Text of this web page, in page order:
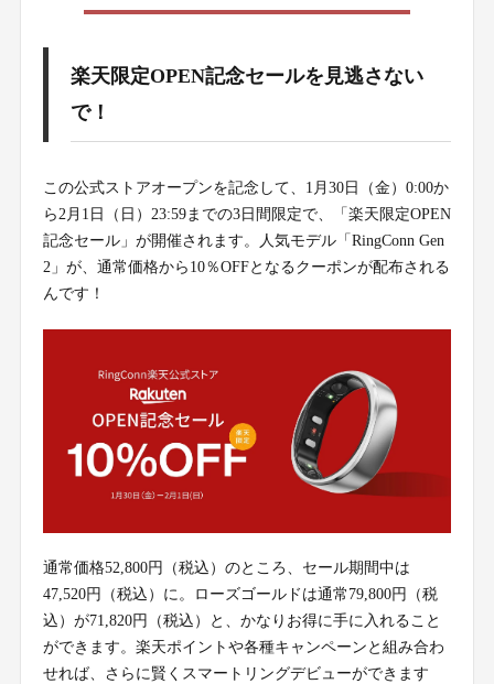
楽天限定OPEN記念セールを見逃さない
で！
この公式ストアオープンを記念して、1月30日（金）0:00か
ら2月1日（日）23:59までの3日間限定で、「楽天限定OPEN
記念セール」が開催されます。人気モデル「RingConn Gen
2」が、通常価格から10％OFFとなるクーポンが配布される
んです！
通常価格52,800円（税込）のところ、セール期間中は
47,520円（税込）に。ローズゴールドは通常79,800円（税
込）が71,820円（税込）と、かなりお得に手に入れること
ができます。楽天ポイントや各種キャンペーンと組み合わ
せれば、さらに賢くスマートリングデビューができます